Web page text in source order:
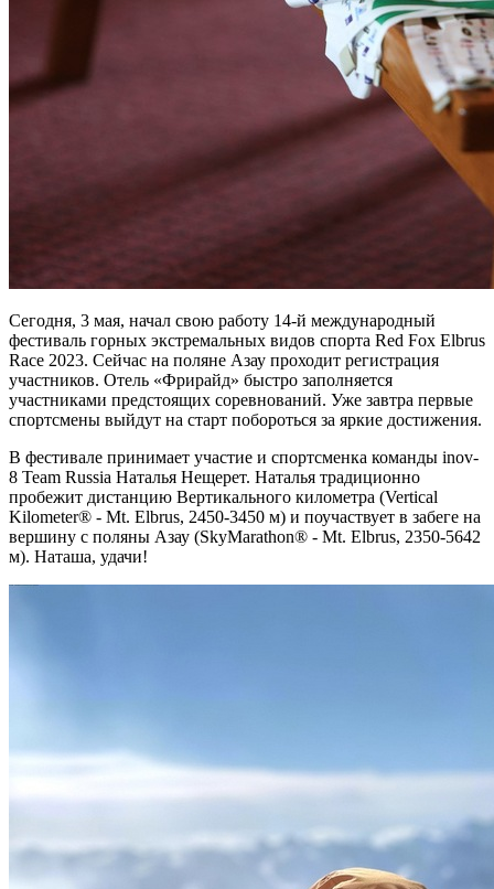
Сегодня, 3 мая, начал свою работу 14-й международный
фестиваль горных экстремальных видов спорта Red Fox Elbrus
Race 2023. Сейчас на поляне Азау проходит регистрация
участников. Отель «Фрирайд» быстро заполняется
участниками предстоящих соревнований. Уже завтра первые
спортсмены выйдут на старт побороться за яркие достижения.
В фестивале принимает участие и спортсменка команды inov-
8 Team Russia Наталья Нещерет. Наталья традиционно
пробежит дистанцию Вертикального километра (Vertical
Kilometer® - Mt. Elbrus, 2450-3450 м) и поучаствует в забеге на
вершину с поляны Азау (SkyMarathon® - Mt. Elbrus, 2350-5642
м). Наташа, удачи!